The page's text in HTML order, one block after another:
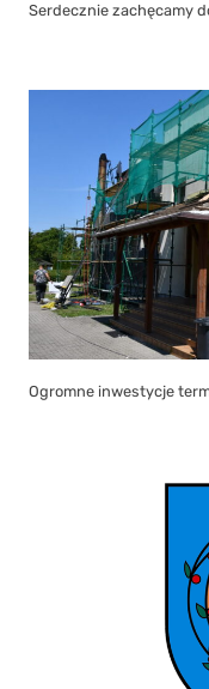
Serdecznie zachęcamy
Ogromne inwestycje